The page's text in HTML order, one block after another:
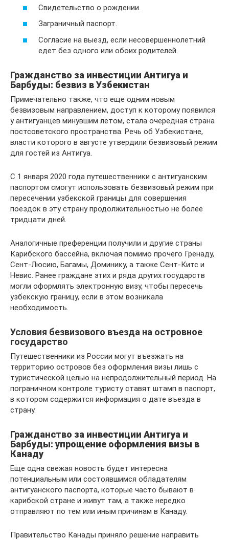
Свидетельство о рождении.
Заграничный паспорт.
Согласие на выезд, если несовершеннолетний
едет без одного или обоих родителей.
Гражданство за инвестиции Антигуа и
Барбуды: безвиз в Узбекистан
Примечательно также, что еще одним новым
безвизовым направлением, доступ к которому появился
у антигуанцев минувшим летом, стала очередная страна
постсоветского пространства. Речь об Узбекистане,
власти которого в августе утвердили безвизовый режим
для гостей из Антигуа.
С 1 января 2020 года путешественники с антигуанским
паспортом смогут использовать безвизовый режим при
пересечении узбекской границы для совершения
поездок в эту страну продолжительностью не более
тридцати дней.
Аналогичные преференции получили и другие страны
Карибского бассейна, включая помимо прочего Гренаду,
Сент-Люсию, Багамы, Доминику, а также Сент-Китс и
Невис. Ранее граждане этих и ряда других государств
могли оформлять электронную визу, чтобы пересечь
узбекскую границу, если в этом возникала
необходимость.
Условия безвизового въезда на островное
государство
Путешественники из России могут въезжать на
территорию островов без оформления визы лишь с
туристической целью на непродолжительный период. На
пограничном контроле туристу ставят штамп в паспорт,
в котором содержится информация о дате въезда в
страну.
Гражданство за инвестиции Антигуа и
Барбуды: упрощение оформления визы в
Канаду
Еще одна свежая новость будет интересна
потенциальным или состоявшимся обладателям
антигуанского паспорта, которые часто бывают в
карибской стране и живут там, а также нередко
отправляют по тем или иным причинам в Канаду.
Правительство Канады приняло решение направить